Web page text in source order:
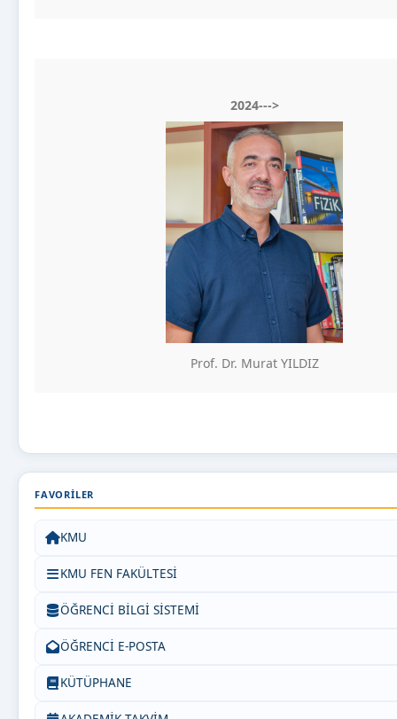
2024--->
Prof. Dr. Murat YILDIZ
FAVORILER
KMU
KMU FEN FAKÜLTESİ
ÖĞRENCİ BİLGİ SİSTEMİ
ÖĞRENCİ E-POSTA
KÜTÜPHANE